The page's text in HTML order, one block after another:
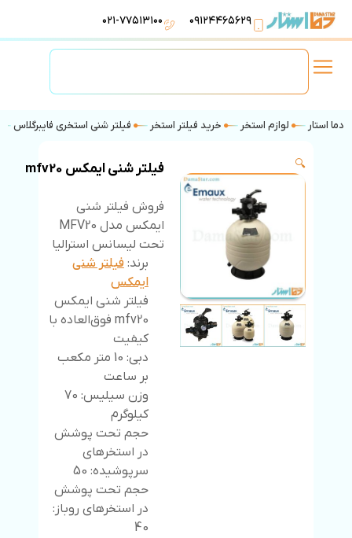
۰۹۱۲۴۴۶۵۶۲۹ ۰۲۱-۷۷۵۱۳۱۰۰
دما استار لوازم استخر خرید فیلتر استخر فیلتر شنی استخری فایبرگلاس
🔍 فیلتر شنی ایمکس mfv20
فروش فیلتر شنی
ایمکس مدل MFV20
تحت لیسانس استرالیا
برند:فیلتر شنی
ایمکس
فیلتر شنی ایمکس
mfv20 فوق‌العاده با
کیفیت
دبی: 10 متر مکعب
بر ساعت
وزن سیلیس: 70
کیلوگرم
حجم تحت پوشش
در استخرهای
سرپوشیده: 50
حجم تحت پوشش
در استخرهای روباز:
40